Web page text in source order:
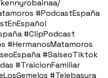
#PodcastEspaña
#ClipPodcast
#HermanosMatamoros
#SalseoTiktok
#TraicionFamiliar
#Telebasura